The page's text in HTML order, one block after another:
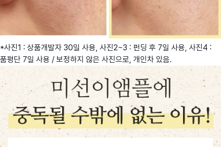
*사진1 : 상품개발자 30일 사용, 사진2~3 : 펀딩 후 7일 사용, 사진4 :
품평단 7일 사용 / 보정하지 않은 사진으로, 개인차 있음.